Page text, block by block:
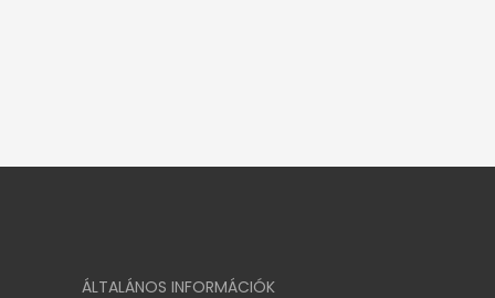
ÁLTALÁNOS INFORMÁCIÓK